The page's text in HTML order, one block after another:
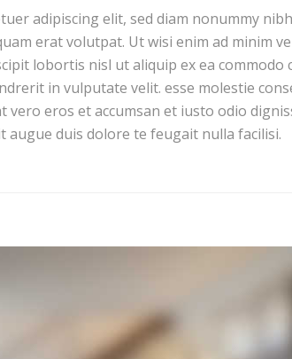
adipiscing elit, sed diam nonummy
erat volutpat. Ut wisi enim ad minim
lobortis nisl ut aliquip ex ea commodo
in vulputate velit. esse molestie
eros et accumsan et iusto odio
duis dolore te feugait nulla facilisi.